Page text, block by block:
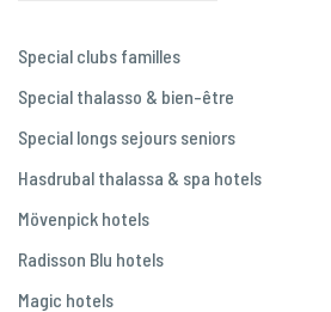
Special clubs familles
Special thalasso & bien-être
Special longs sejours seniors
Hasdrubal thalassa & spa hotels
Mövenpick hotels
Radisson Blu hotels
Magic hotels